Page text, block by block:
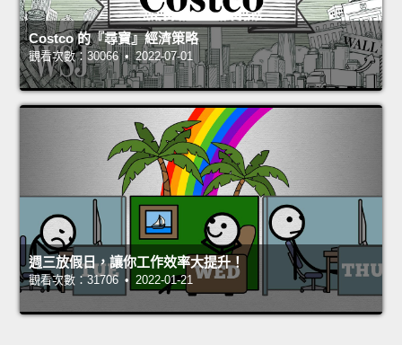
Costco 的『尋寶』經濟策略
觀看次數：30066 • 2022-07-01
週三放假日，讓你工作效率大提升！
觀看次數：31706 • 2022-01-21